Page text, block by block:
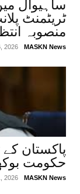
ٹریٹمنٹ
منصوبہ
MASKN News
2026
پاکستان کے
حکومت
MASKN News
2026